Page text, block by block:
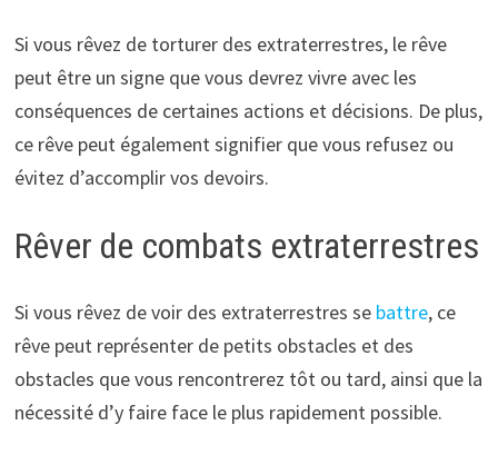
Si vous rêvez de torturer des extraterrestres, le rêve
peut être un signe que vous devrez vivre avec les
conséquences de certaines actions et décisions. De plus,
ce rêve peut également signifier que vous refusez ou
évitez d’accomplir vos devoirs.
Rêver de combats extraterrestres
Si vous rêvez de voir des extraterrestres se battre, ce
rêve peut représenter de petits obstacles et des
obstacles que vous rencontrerez tôt ou tard, ainsi que la
nécessité d’y faire face le plus rapidement possible.